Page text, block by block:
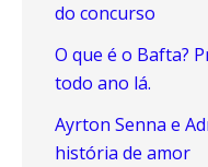
do concurso
O que é o Bafta?
todo ano lá.
Ayrton Senna e
história de amor